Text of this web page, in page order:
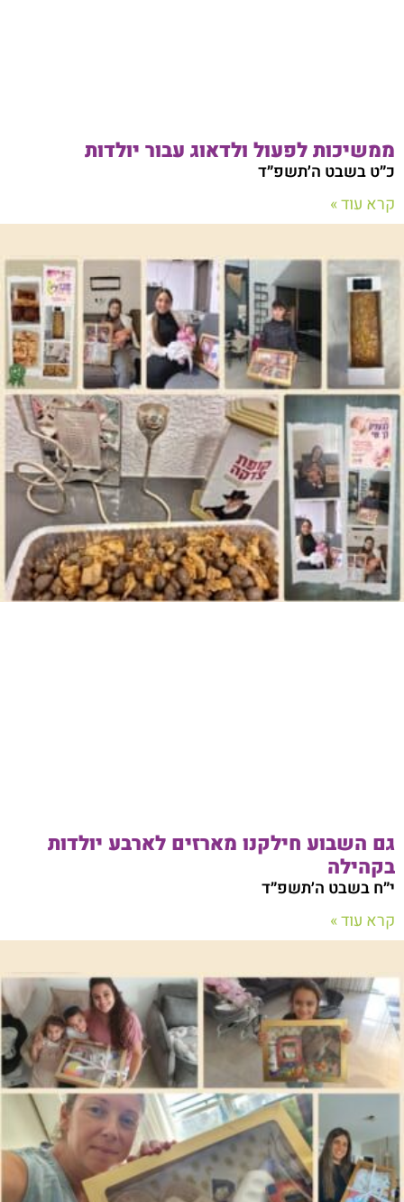
ממשיכות לפעול ולדאוג עבור יולדות
כ״ט בשבט ה׳תשפ״ד
קרא עוד »
גם השבוע חילקנו מארזים לארבע יולדות
בקהילה
י״ח בשבט ה׳תשפ״ד
קרא עוד »